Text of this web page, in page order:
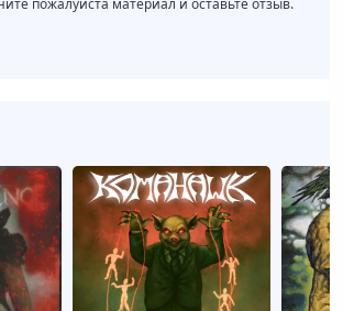
пожалуйста материал и оставьте отзыв.